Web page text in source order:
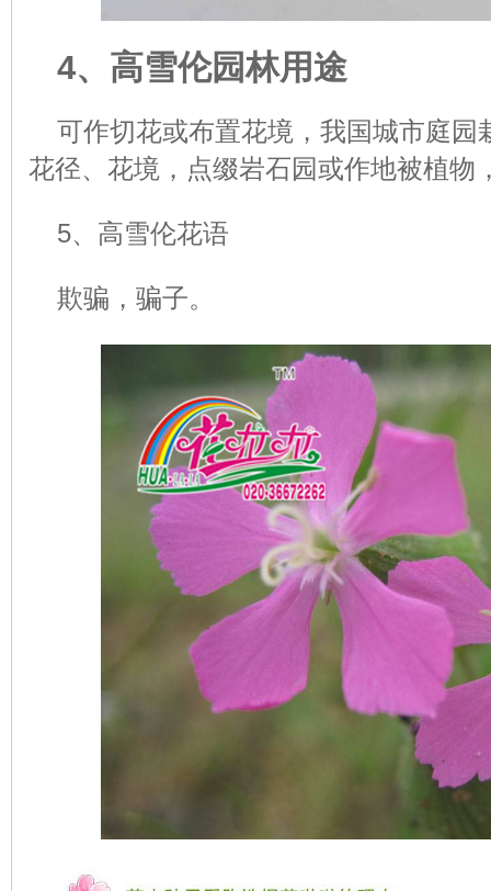
4、高雪伦园林用途
可作切花或布置花境，我国城市庭
花径、花境，点缀岩石园或作地被植物
5、高雪伦花语
欺骗，骗子。